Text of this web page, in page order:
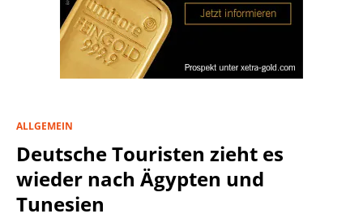
ALLGEMEIN
Deutsche Touristen zieht es
wieder nach Ägypten und
Tunesien